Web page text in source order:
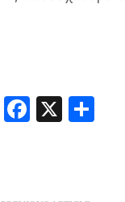
Facebook
X